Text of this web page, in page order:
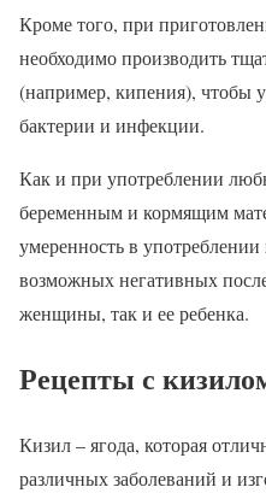
Кроме того, при
необходимо производить
(например, кипения), чтобы
бактерии и инфекции.
Как и при употреблении
беременным и кормящим
умеренность в
возможных негативных
женщины, так и ее ребенка.
Рецепты с
Кизил – ягода, которая
различных заболеваний и